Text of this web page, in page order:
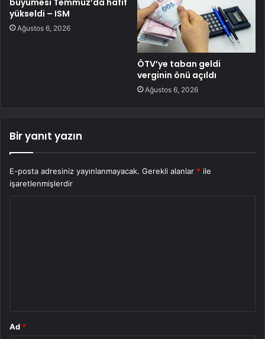
büyümesi Temmuz’da hafif
yükseldi – ISM
Ağustos 6, 2026
ÖTV’ye taban geldi
verginin önü açıldı
Ağustos 6, 2026
Bir yanıt yazın
E-posta adresiniz yayınlanmayacak. Gerekli alanlar * ile
işaretlenmişlerdir
Ad *